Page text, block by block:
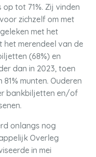
tot 71%. Zij vinden
zichzelf om met
met het
het merendeel van de
(68%) en
dan in 2023, toen
munten. Ouderen
bankbiljetten en/of
onlangs nog
Overleg
in mei